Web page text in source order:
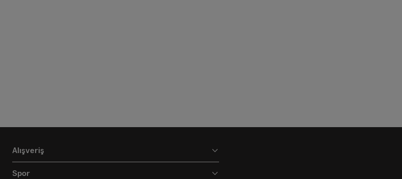
Alışveriş
Spor